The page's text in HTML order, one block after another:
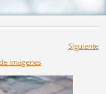
Siguiente
imágenes